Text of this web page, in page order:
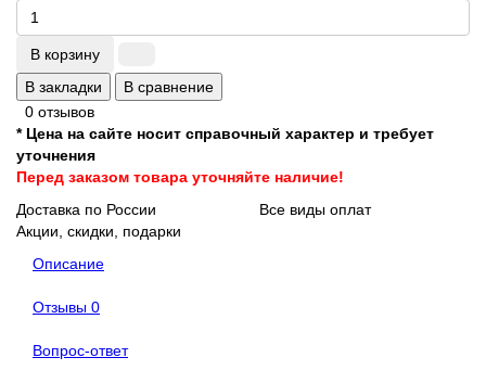
В корзину
В закладки
В сравнение
0 отзывов
* Цена на сайте носит справочный характер и требует
уточнения
Перед заказом товара уточняйте наличие!
Доставка по России
Все виды оплат
Акции, скидки, подарки
Описание
Отзывы 0
Вопрос-ответ